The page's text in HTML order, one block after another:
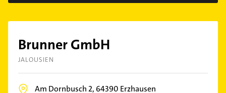
Brunner GmbH
JALOUSIEN
Am Dornbusch 2, 64390 Erzhausen